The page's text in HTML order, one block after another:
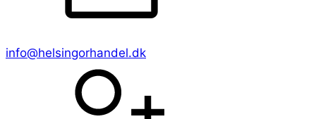
info@helsingorhandel.dk